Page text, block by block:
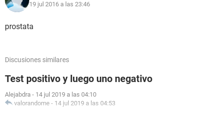
19 jul 2016 a las 23:46
prostata
Discusiones similares
Test positivo y luego uno negativo
Alejabdra - 14 jul 2019 a las 04:10
valorandome - 14 jul 2019 a las 04:53